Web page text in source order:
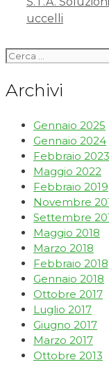
uccelli
Archivi
Gennaio 2025
Gennaio 2024
Febbraio 2023
Maggio 2022
Febbraio 2019
Novembre
Settembre
Maggio 2018
Marzo 2018
Febbraio 2018
Gennaio 2018
Ottobre 2017
Luglio 2017
Giugno 2017
Marzo 2017
Ottobre 2013